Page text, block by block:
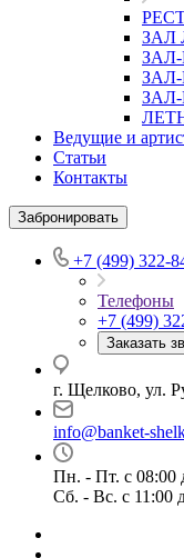
ЗАЛ
Ведущие и
Статьи
Контакты
Забронировать
+7 (499) 322-
Телефоны
+7 (499)
Заказать
г. Щелково, ул.
info@banket-
Пн. - Пт. с 08:00
Сб. - Вс. с 11:00